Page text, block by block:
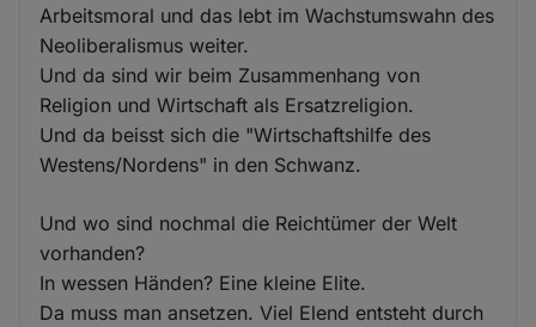
Arbeitsmoral und das lebt im Wachstumswahn des
Neoliberalismus weiter.
Und da sind wir beim Zusammenhang von
Religion und Wirtschaft als Ersatzreligion.
Und da beisst sich die "Wirtschaftshilfe des
Westens/Nordens" in den Schwanz.
Und wo sind nochmal die Reichtümer der Welt
vorhanden?
In wessen Händen? Eine kleine Elite.
Da muss man ansetzen. Viel Elend entsteht durch